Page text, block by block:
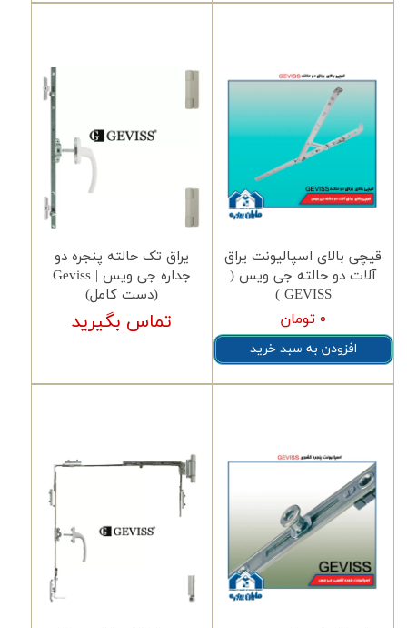
قیچی بالای اسپالیونت یراق
آلات دو حالته جی ویس (
GEVISS )
۰ تومان
افزودن به سبد خرید
یراق تک حالته پنجره دو
جداره جی ویس | Geviss
(دست کامل)
تماس بگیرید